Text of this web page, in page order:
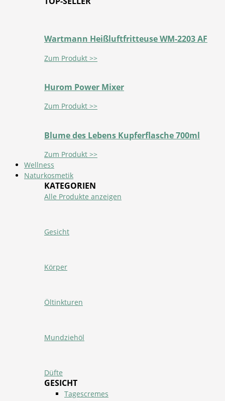
Wartmann Heißluftfritteuse WM-2203 AF
Zum Produkt >>
Hurom Power Mixer
Zum Produkt >>
Blume des Lebens Kupferflasche 700ml
Zum Produkt >>
Wellness
Naturkosmetik
KATEGORIEN
Alle Produkte anzeigen
Gesicht
Körper
Öltinkturen
Mundziehöl
Düfte
GESICHT
Tagescremes